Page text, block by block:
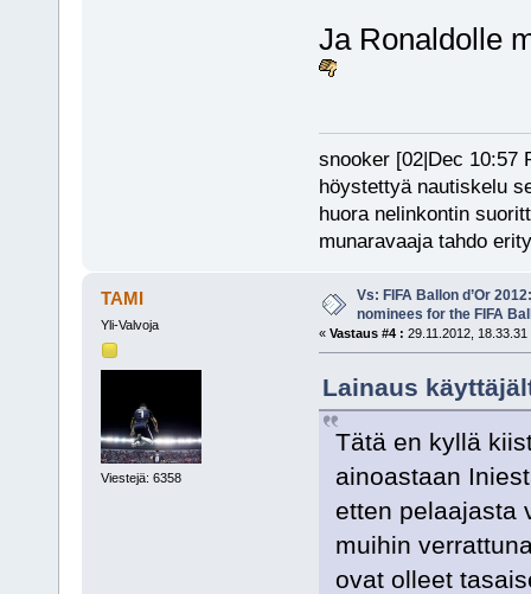
Ja Ronaldolle
snooker [02|Dec 10:57
höystettyä nautiskelu
huora nelinkontin
munaravaaja tahdo
TAMI
Yli-Valvoja
Viestejä: 6358
Vs: FIFA Ballon d’Or
nominees for the FIFA
« Vastaus #4 : 29.11.2012, 18.33.31
Lainaus
Tätä en kyllä
ainoastaan
etten pelaajasta
muihin
ovat olleet